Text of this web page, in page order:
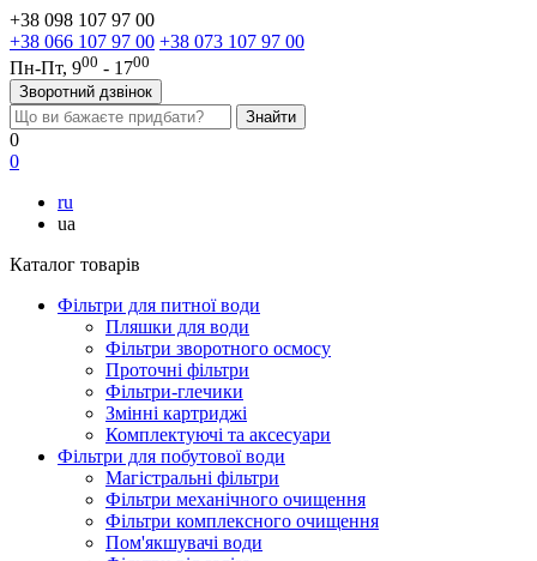
+38 098 107 97 00
+38 066 107 97 00 +38 073 107 97 00
Пн-Пт, 900 - 1700
Зворотний дзвінок
0
0
ru
ua
Каталог товарів
Фільтри для питної води
Пляшки для води
Фільтри зворотного осмосу
Проточні фільтри
Фільтри-глечики
Змінні картриджі
Комплектуючі та аксесуари
Фільтри для побутової води
Магістральні фільтри
Фільтри механічного очищення
Фільтри комплексного очищення
Пом'якшувачі води